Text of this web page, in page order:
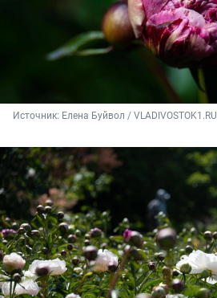
Источник: Елена Буйвол / VLADIVOSTOK1.RU